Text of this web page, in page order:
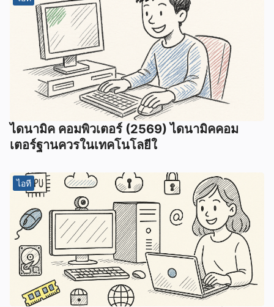
ไดนามิค คอมพิวเตอร์ (2569) ไดนามิคคอม
เตอร์ฐานควรในเทคโนโลยีใ
ไอที